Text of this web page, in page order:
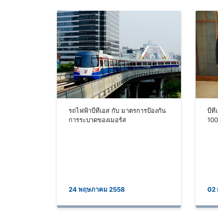
รถไฟฟ้าบีทีเอส กับ มาตรการป้องกัน
การระบาดของเมอร์ส
24 พฤษภาคม 2558
บีที
100
02